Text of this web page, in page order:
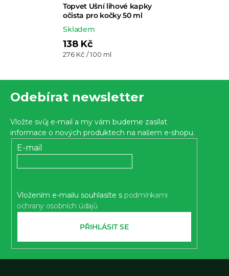
Topvet Ušní lihové kapky
očista pro kočky 50 ml
Skladem
138 Kč
Měrná
276 Kč / 100 ml
Odebírat newsletter
Vložte svůj e-mail a my vám budeme zasílat
informace o nových produktech na našem e-shopu.
E-mail
Vložením e-mailu souhlasíte s podmínkami
ochrany osobních údajů
PŘIHLÁSIT SE